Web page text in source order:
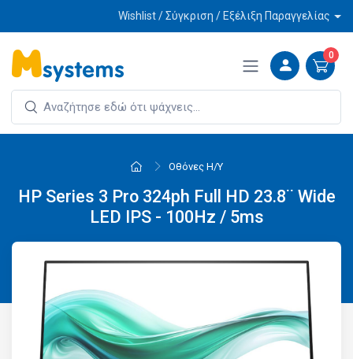
Wishlist / Σύγκριση / Εξέλιξη Παραγγελίας
0
Οθόνες Η/Υ
HP Series 3 Pro 324ph Full HD 23.8¨ Wide
LED IPS - 100Hz / 5ms